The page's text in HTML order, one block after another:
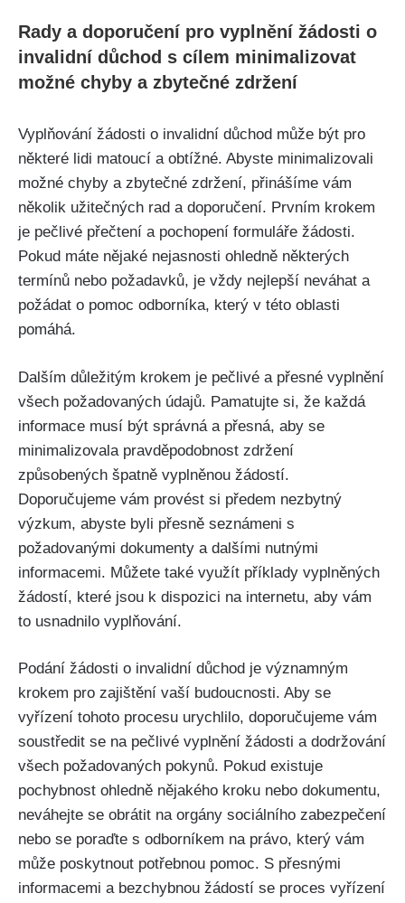
Rady a doporučení pro vyplnění žádosti o
invalidní důchod s cílem minimalizovat
možné chyby a zbytečné zdržení
Vyplňování žádosti o invalidní důchod může být pro
některé lidi matoucí a obtížné. Abyste minimalizovali
možné chyby a zbytečné zdržení, přinášíme vám
několik užitečných rad a doporučení. Prvním krokem
je pečlivé přečtení a pochopení formuláře žádosti.
Pokud máte nějaké nejasnosti ohledně některých
termínů nebo požadavků, je vždy nejlepší neváhat a
požádat o pomoc odborníka, který v této oblasti
pomáhá.
Dalším důležitým krokem je pečlivé a přesné vyplnění
všech požadovaných údajů. Pamatujte si, že každá
informace musí být správná a přesná, aby se
minimalizovala pravděpodobnost zdržení
způsobených špatně vyplněnou žádostí.
Doporučujeme vám provést si předem nezbytný
výzkum, abyste byli přesně seznámeni s
požadovanými dokumenty a dalšími nutnými
informacemi. Můžete také využít příklady vyplněných
žádostí, které jsou k dispozici na internetu, aby vám
to usnadnilo vyplňování.
Podání žádosti o invalidní důchod je významným
krokem pro zajištění vaší budoucnosti. Aby se
vyřízení tohoto procesu urychlilo, doporučujeme vám
soustředit se na pečlivé vyplnění žádosti a dodržování
všech požadovaných pokynů. Pokud existuje
pochybnost ohledně nějakého kroku nebo dokumentu,
neváhejte se obrátit na orgány sociálního zabezpečení
nebo se poraďte s odborníkem na právo, který vám
může poskytnout potřebnou pomoc. S přesnými
informacemi a bezchybnou žádostí se proces vyřízení